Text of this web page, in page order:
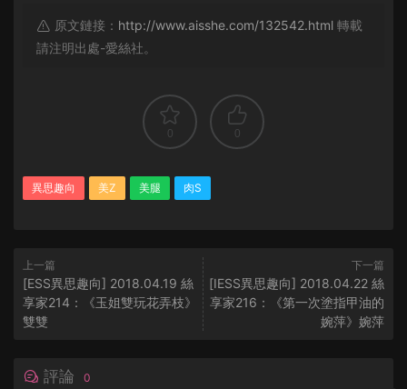
原文鏈接： http://www.aisshe.com/132542.html 轉載
請注明出處-愛絲社。
0 0
異思趣向 美Z 美腿 肉S
上一篇
[ESS異思趣向] 2018.04.19 絲
享家214：《玉姐雙玩花弄枝》
雙雙
下一篇
[IESS異思趣向] 2018.04.22 絲
享家216：《第一次塗指甲油的
婉萍》婉萍
評論 0